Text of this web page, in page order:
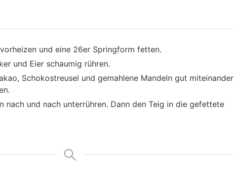
und eine 26er Springform fetten.
und Eier schaumig rühren.
Schokostreusel und gemahlene Mandeln gut miteinander
nach und nach unterrühren. Dann den Teig in die gefettete